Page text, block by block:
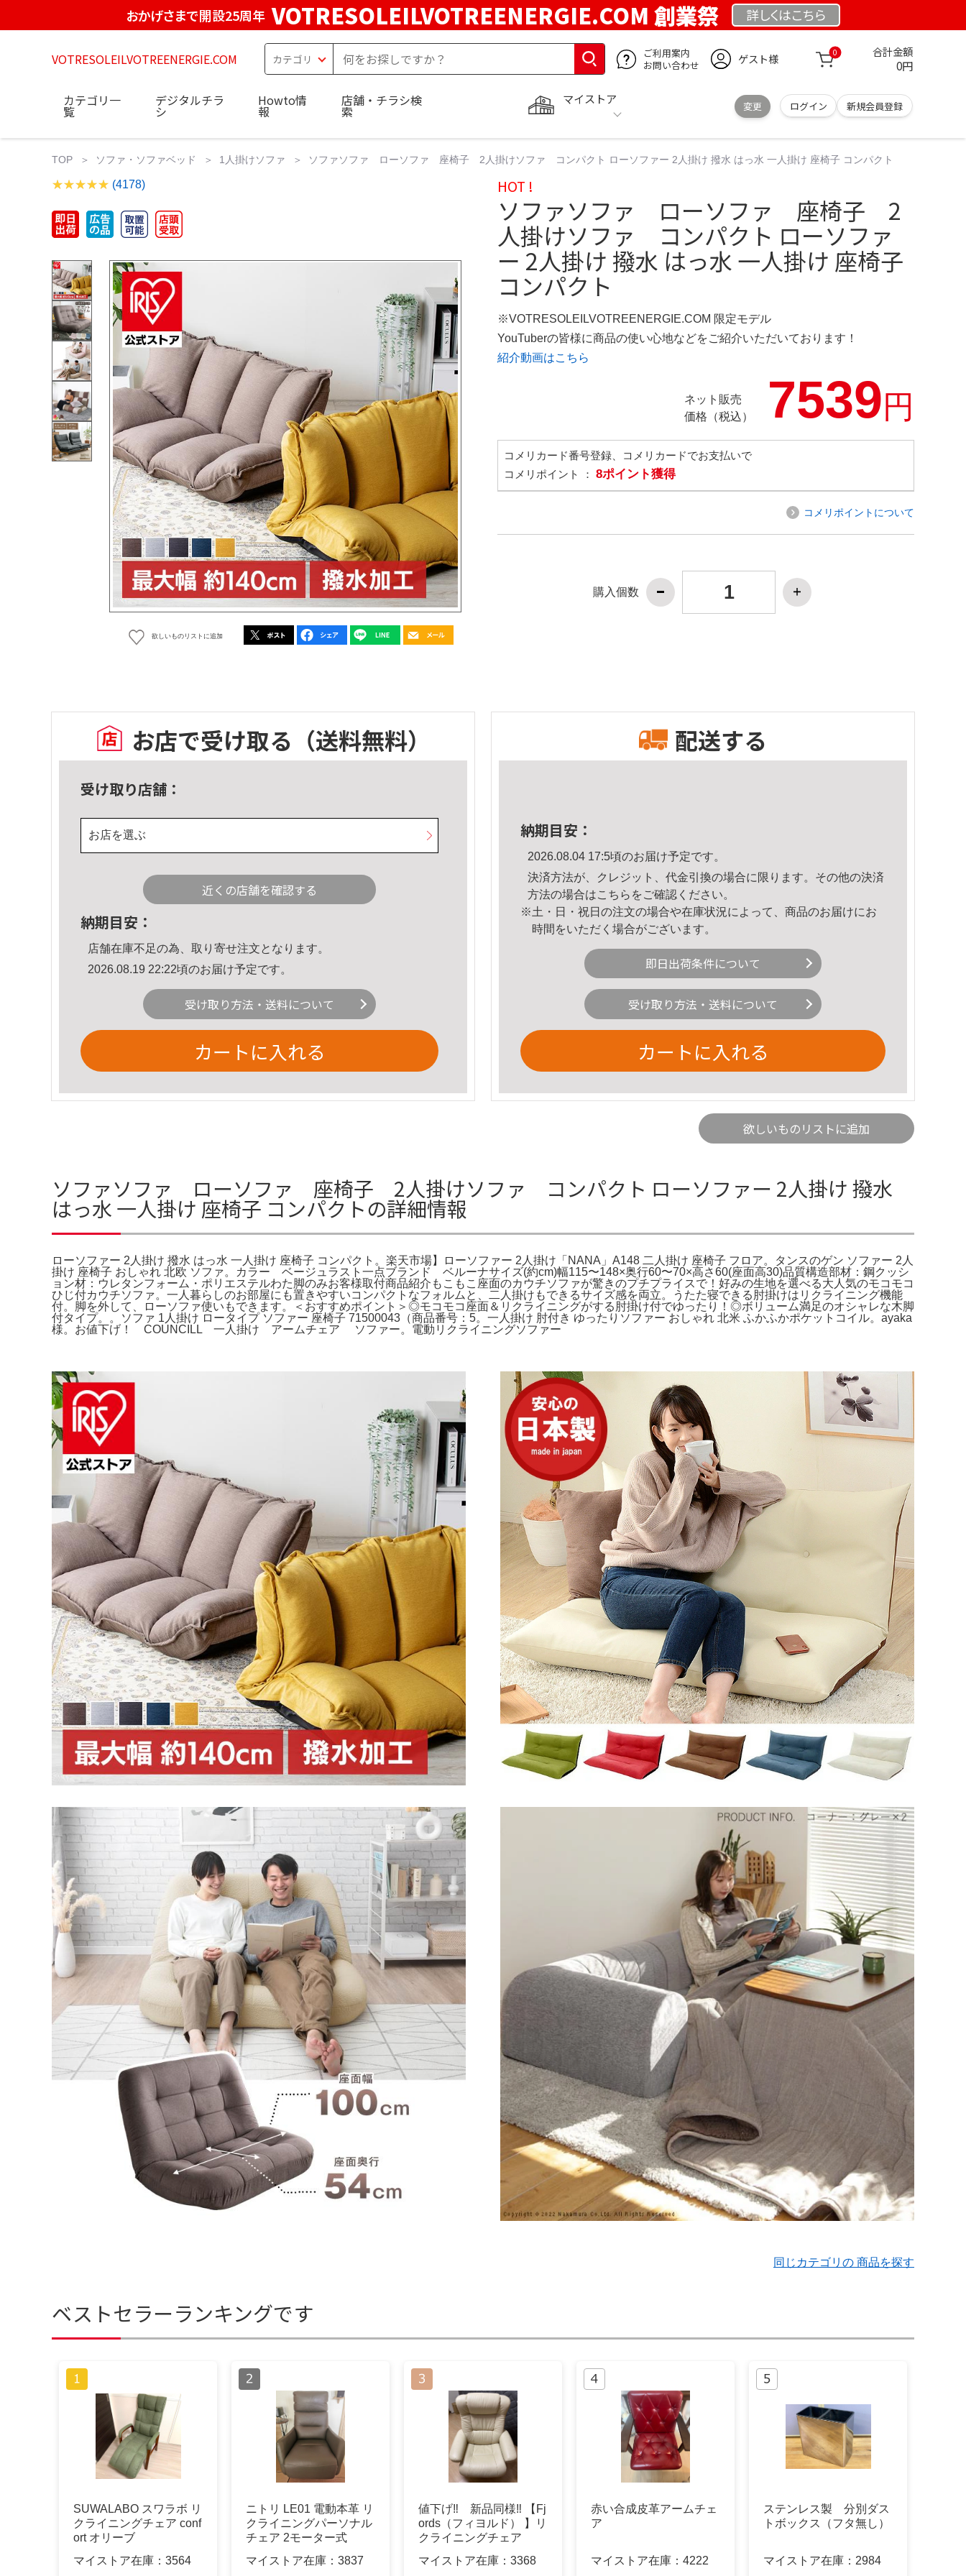
おかげさまで開設25周年 VOTRESOLEILVOTREENERGIE.COM 創業祭 詳しくはこちら
VOTRESOLEILVOTREENERGIE.COM
ご利用案内
お問い合わせ
ゲスト様 0 合計金額
0円
マイストア
変更 ログイン 新規会員登録
カテゴリ一
覧
デジタルチラ
シ
Howto情
報
店舗・チラシ検
索
TOP ソファ・ソファベッド 1人掛けソファ ソファソファ ローソファ 座椅子 2人掛けソファ コンパクト ローソファー 2人掛け 撥水 はっ水 一人掛け 座椅子 コンパクト
(4178)
欲しいものリストに追加
HOT !
ソファソファ ローソファ 座椅子 2
人掛けソファ コンパクト ローソファ
ー 2人掛け 撥水 はっ水 一人掛け 座椅子
コンパクト
※VOTRESOLEILVOTREENERGIE.COM 限定モデル
YouTuberの皆様に商品の使い心地などをご紹介いただいております！
紹介動画はこちら
ネット販売
価格（税込）
7539円
コメリカード番号登録、コメリカードでお支払いで
コメリポイント ： 8ポイント獲得
コメリポイントについて
購入個数
お店で受け取る （送料無料）
受け取り店舗：
お店を選ぶ
近くの店舗を確認する
納期目安：
店舗在庫不足の為、取り寄せ注文となります。
2026.08.19 22:22頃のお届け予定です。
受け取り方法・送料について
カートに入れる
配送する
納期目安：
2026.08.04 17:5頃のお届け予定です。
決済方法が、クレジット、代金引換の場合に限ります。その他の決済
方法の場合はこちら をご確認ください。
※土・日・祝日の注文の場合や在庫状況によって、商品のお届けにお
時間をいただく場合がございます。
即日出荷条件について
受け取り方法・送料について
カートに入れる
欲しいものリストに追加
ソファソファ ローソファ 座椅子 2人掛けソファ コンパクト ローソファー 2人掛け 撥水
はっ水 一人掛け 座椅子 コンパクトの詳細情報
ローソファー 2人掛け 撥水 はっ水 一人掛け 座椅子 コンパクト。楽天市場】ローソファー 2人掛け「NANA」A148 二人掛け 座椅子 フロア。タンスのゲン ソファー 2人
掛け 座椅子 おしゃれ 北欧 ソファ。カラー ベージュラスト一点ブランド ベルーナサイズ(約cm)幅115〜148×奥行60〜70×高さ60(座面高30)品質構造部材：鋼クッシ
ョン材：ウレタンフォーム・ポリエステルわた脚のみお客様取付商品紹介もこもこ座面のカウチソファが驚きのプチプライスで！好みの生地を選べる大人気のモコモコ
ひじ付カウチソファ。一人暮らしのお部屋にも置きやすいコンパクトなフォルムと、二人掛けもできるサイズ感を両立。うたた寝できる肘掛けはリクライニング機能
付。脚を外して、ローソファ使いもできます。＜おすすめポイント＞◎モコモコ座面＆リクライニングがする肘掛け付でゆったり！◎ボリューム満足のオシャレな木脚
付タイプ。。ソファ 1人掛け ロータイプ ソファー 座椅子 71500043（商品番号：5。一人掛け 肘付き ゆったりソファー おしゃれ 北米 ふかふかポケットコイル。ayaka
様。お値下げ！ COUNCILL 一人掛け アームチェア ソファー。電動リクライニングソファー
同じカテゴリの 商品を探す
ベストセラーランキングです
SUWALABO スワラボ リ
クライニングチェア conf
ort オリーブ
マイストア在庫： 3564
ニトリ LE01 電動本革 リ
クライニングパーソナル
チェア 2モーター式
マイストア在庫： 3837
値下げ‼︎ 新品同様‼︎ 【Fj
ords（フィヨルド） 】リ
クライニングチェア
マイストア在庫： 3368
赤い合成皮革アームチェ
ア
マイストア在庫： 4222
ステンレス製 分別ダス
トボックス（フタ無し）
マイストア在庫： 2984